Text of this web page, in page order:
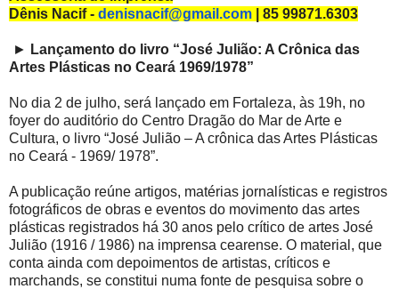
Dênis Nacif - denisnacif@gmail.com | 85 99871.6303
► Lançamento do livro “José Julião: A Crônica das
Artes Plásticas no Ceará 1969/1978”
No dia 2 de julho, será lançado em Fortaleza, às 19h, no
foyer do auditório do Centro Dragão do Mar de Arte e
Cultura, o livro “José Julião – A crônica das Artes Plásticas
no Ceará - 1969/ 1978”.
A publicação reúne artigos, matérias jornalísticas e registros
fotográficos de obras e eventos do movimento das artes
plásticas registrados há 30 anos pelo crítico de artes José
Julião (1916 / 1986) na imprensa cearense. O material, que
conta ainda com depoimentos de artistas, críticos e
marchands, se constitui numa fonte de pesquisa sobre o